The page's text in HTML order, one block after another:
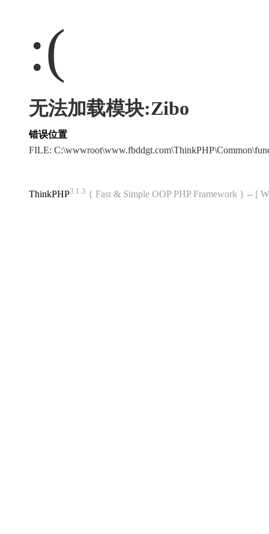
:(
无法加载模块:Zibo
错误位置
FILE:
ThinkPHP3.1.3 { Fast & Simple OOP PHP Framework } -- [